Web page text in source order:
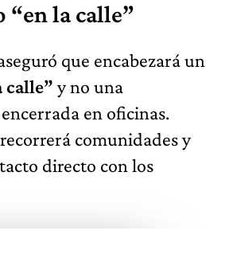
“en la calle”
que encabezará un
calle” y no una
en oficinas.
comunidades y
directo con los